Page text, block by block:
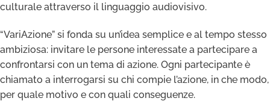
culturale attraverso il linguaggio audiovisivo.
“VariAzione” si fonda su un’idea semplice e al tempo stesso
ambiziosa: invitare le persone interessate a partecipare a
confrontarsi con un tema di azione. Ogni partecipante è
chiamato a interrogarsi su chi compie l’azione, in che modo,
per quale motivo e con quali conseguenze.